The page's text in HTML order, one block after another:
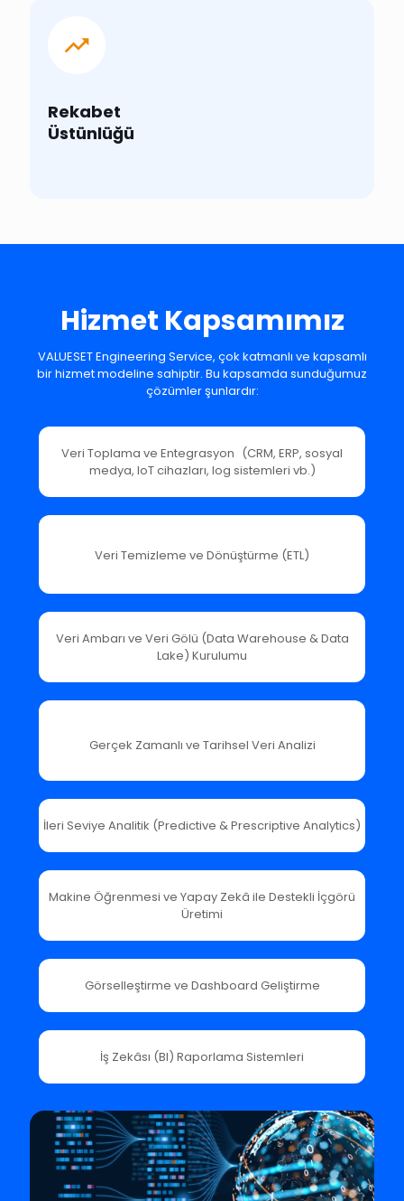
Rekabet
Üstünlüğü
Hizmet Kapsamımız
VALUESET Engineering Service, çok katmanlı ve kapsamlı
bir hizmet modeline sahiptir. Bu kapsamda sunduğumuz
çözümler şunlardır:
Veri Toplama ve Entegrasyon (CRM, ERP, sosyal
medya, IoT cihazları, log sistemleri vb.)
Veri Temizleme ve Dönüştürme (ETL)
Veri Ambarı ve Veri Gölü (Data Warehouse & Data
Lake) Kurulumu
Gerçek Zamanlı ve Tarihsel Veri Analizi
İleri Seviye Analitik (Predictive & Prescriptive Analytics)
Makine Öğrenmesi ve Yapay Zekâ ile Destekli İçgörü
Üretimi
Görselleştirme ve Dashboard Geliştirme
İş Zekâsı (BI) Raporlama Sistemleri